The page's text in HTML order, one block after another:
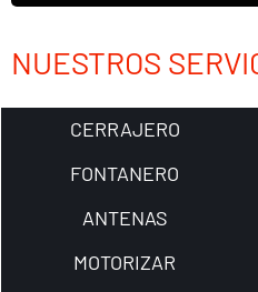
NUESTROS
CERRAJERO
FONTANERO
ANTENAS
MOTORIZAR